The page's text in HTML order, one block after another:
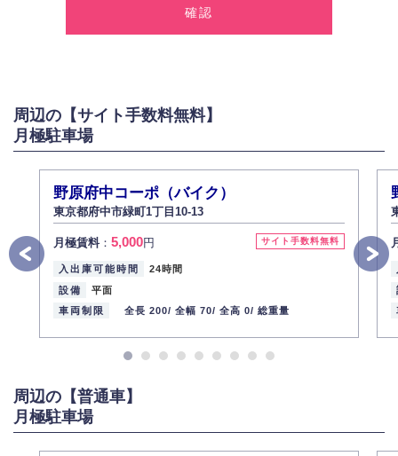
2.個人情報の利用
お問い合わせに対する回答、資料等の送付
採用に関する回答、情報の提供
弊社は取り扱う個人情報の外部への漏洩を防止し、その利用目的に応じて
適切かつ安全に管理します。
4.個人情報の第三者提供
法的義務など正当な理由に基づく要請があった場合を除き、お客様の個人
情報をご本人の同意なく第三者に提供いたしません。
5.個人情報の開示・訂正・削除
お客様ご本人から自己の個人情報開示の請求があった場合、すみやかに開
ん）。
また、個人情報の内容に誤りがあり、ご本人から訂正・追加・削除の請求
6.個人情報管理の社内教育
弊社社員全員が、個人情報の取り扱いについての重要性を理解し、より適
切に管理するよう社内教育を実施してまいります。
周辺の【サイト手数料無料】
月極駐車場
野原府中コーポ（バイク）
東京都府中市緑町1丁目10-13
サイト手数料無料
月極賃料： 5,000円
入出庫可能時間
24時間
設備
平面
車両制限
全長 200/ 全幅 70/ 全高 0/ 総重量
周辺の【普通車】
月極駐車場